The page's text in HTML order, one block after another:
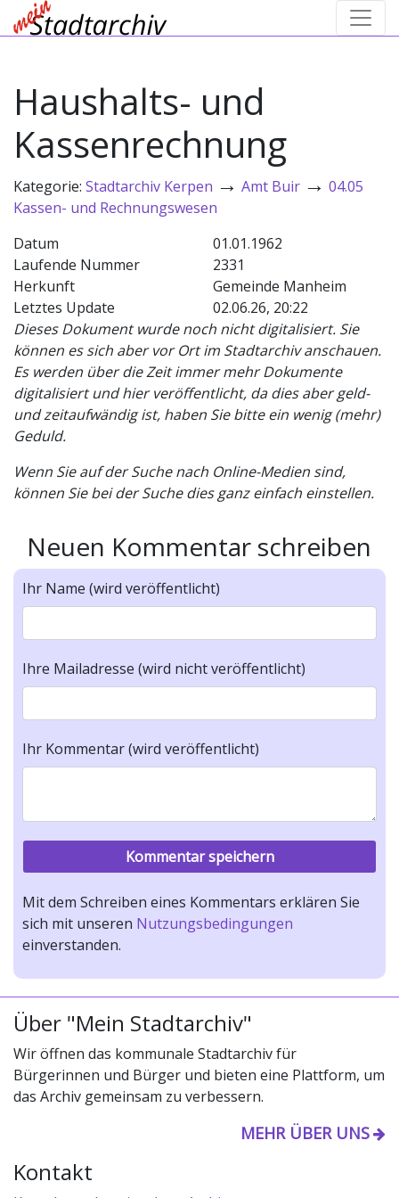
Haushalts- und
Kassenrechnung
Kategorie: Stadtarchiv Kerpen → Amt Buir → 04.05
Kassen- und Rechnungswesen
Datum
01.01.1962
Laufende Nummer
2331
Herkunft
Gemeinde Manheim
Letztes Update
02.06.26, 20:22
Dieses Dokument wurde noch nicht digitalisiert. Sie
können es sich aber vor Ort im Stadtarchiv anschauen.
Es werden über die Zeit immer mehr Dokumente
digitalisiert und hier veröffentlicht, da dies aber geld-
und zeitaufwändig ist, haben Sie bitte ein wenig (mehr)
Geduld.
Wenn Sie auf der Suche nach Online-Medien sind,
können Sie bei der Suche dies ganz einfach einstellen.
Neuen Kommentar schreiben
Ihr Name (wird veröffentlicht)
Ihre Mailadresse (wird nicht veröffentlicht)
Ihr Kommentar (wird veröffentlicht)
Mit dem Schreiben eines Kommentars erklären Sie
sich mit unseren Nutzungsbedingungen
einverstanden.
Über "Mein Stadtarchiv"
Wir öffnen das kommunale Stadtarchiv für
Bürgerinnen und Bürger und bieten eine Plattform, um
das Archiv gemeinsam zu verbessern.
MEHR ÜBER UNS
Kontakt